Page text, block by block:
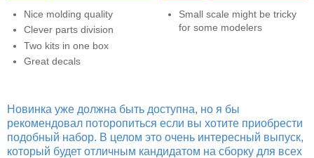
Nice molding quality
Clever parts division
Two kits in one box
Great decals
Small scale might be tricky
for some modelers
Новинка уже должна быть доступна, но я бы
рекомендовал поторопиться если вы хотите приобрести
подобный набор. В целом это очень интересный выпуск,
который будет отличным кандидатом на сборку для всех